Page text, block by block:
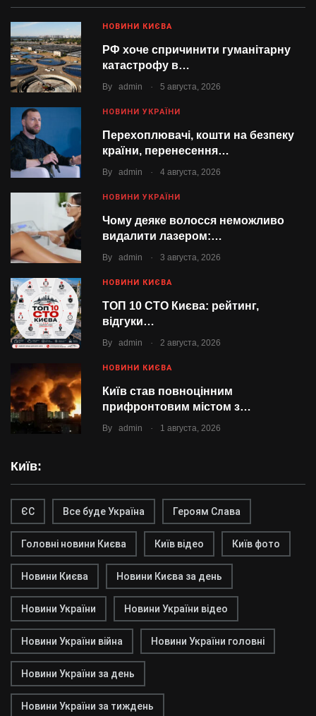
НОВИНИ КИЄВА
РФ хоче спричинити гуманітарну
катастрофу в…
By admin . 5 августа, 2026
НОВИНИ УКРАЇНИ
Перехоплювачі, кошти на безпеку
країни, перенесення…
By admin . 4 августа, 2026
НОВИНИ УКРАЇНИ
Чому деяке волосся неможливо
видалити лазером:…
By admin . 3 августа, 2026
НОВИНИ КИЄВА
ТОП 10 СТО Києва: рейтинг,
відгуки…
By admin . 2 августа, 2026
НОВИНИ КИЄВА
Київ став повноцінним
прифронтовим містом з…
By admin . 1 августа, 2026
Київ:
ЄС Все буде Україна Героям Слава
Головні новини Києва Київ відео Київ фото
Новини Києва Новини Києва за день
Новини України Новини України відео
Новини України війна Новини України головні
Новини України за день
Новини України за тиждень